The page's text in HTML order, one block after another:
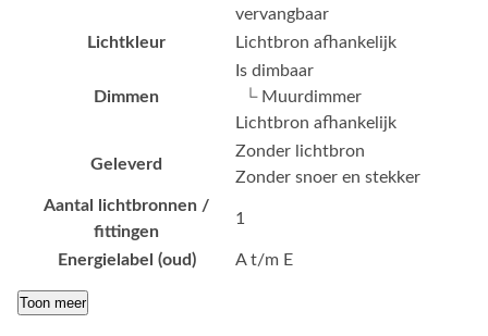
vervangbaar
Lichtkleur
Lichtbron afhankelijk
Dimmen
Is dimbaar
└ Muurdimmer
Lichtbron afhankelijk
Geleverd
Zonder lichtbron
Zonder snoer en stekker
Aantal lichtbronnen /
fittingen
1
Energielabel (oud) A t/m E
Toon meer